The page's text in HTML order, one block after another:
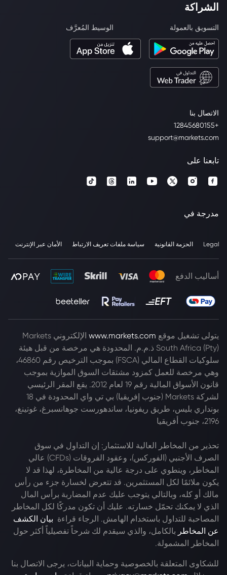
الاتصال بنا
+12845680155
support@markets.com
الشراكة
التسويق بالعمولة الوسيط المُعرَّف
تابعنا على
مدرجة في
Legal الحزمة القانونية سياسة ملفات تعريف الارتباط الأمان عبر الإنترنت
أساليب الدفع
يتولى تشغيل موقع www.markets.com
الإلكتروني Markets
South Africa (Pty) ذ.م.م. المحدودة هي مرخصة من قبل هيئة
سلوكيات القطاع المالي (FSCA) بموجب الترخيص رقم 46860،
وهي مرخصة للعمل كمزود مشتقات السوق الموازية بموجب
قانون الأسواق المالية رقم 19 لعام 2012. يقع المقر الرئيسي
لشركة Markets (جنوب إفريقيا) بي تي واي المحدودة في 18
بونداري بليس، طريق ريفونيا، ساندهورست جوهانسبرغ، غوتينغ،
2196، جنوب أفريقيا
تحذير من المخاطر العالية للاستثمار: إن التداول في سوق
الصرف الأجنبي (الفوركس)، وعقود الفروقات (CFDs) عالي
المخاطر، وينطوي على درجة عالية من المخاطرة، لهذا قد لا
يكون ملائمًا لكل المستثمرين. قد تتعرض لخسارة جزء من رأس
مالك أو كله، وبالتالي يتوجب عليك عدم المضاربة برأس المال
الذي لا يمكنك تحمّل خسارته. عليك أن تكون مدركًا لكل المخاطر
المصاحبة للتداول باستخدام الهامش. الرجاء قراءة بيان الكشف
عن المخاطر بالكامل، والذي سيقدم لك شرحاً تفصيلياً أكثر حول
المخاطر المشمولة.
للشكاوى المتعلقة بالخصوصية وحماية البيانات، يرجى الاتصال بنا